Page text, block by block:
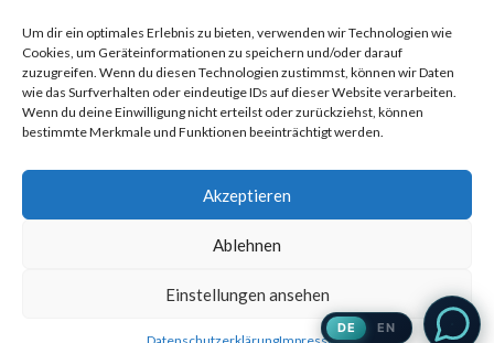
Um dir ein optimales Erlebnis zu bieten, verwenden wir Technologien wie
Cookies, um Geräteinformationen zu speichern und/oder darauf
zuzugreifen. Wenn du diesen Technologien zustimmst, können wir Daten
wie das Surfverhalten oder eindeutige IDs auf dieser Website verarbeiten.
Wenn du deine Einwilligung nicht erteilst oder zurückziehst, können
bestimmte Merkmale und Funktionen beeinträchtigt werden.
Akzeptieren
Ablehnen
Einstellungen ansehen
MDR
MFA
Mobile Security
NDR
Network Security
Netzwerk-Zubehör
Schulungen & Compliance
Security Awareness
WatchGuard Cloud Firebox einrichten 2026: In 5 Schritten zur
zentral verwalteten Firewall
Sophos Central Konsole 2026: Eine Plattform für 6
Sicherheitsbereiche
Cynet Elite vs Ultimate 2026: Welche Lizenz passt zum KMU?
DE EN